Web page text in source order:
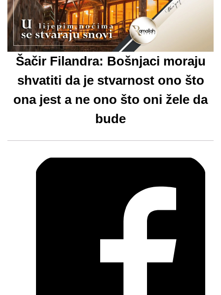
Šačir Filandra: Bošnjaci moraju
shvatiti da je stvarnost ono što
ona jest a ne ono što oni žele da
bude